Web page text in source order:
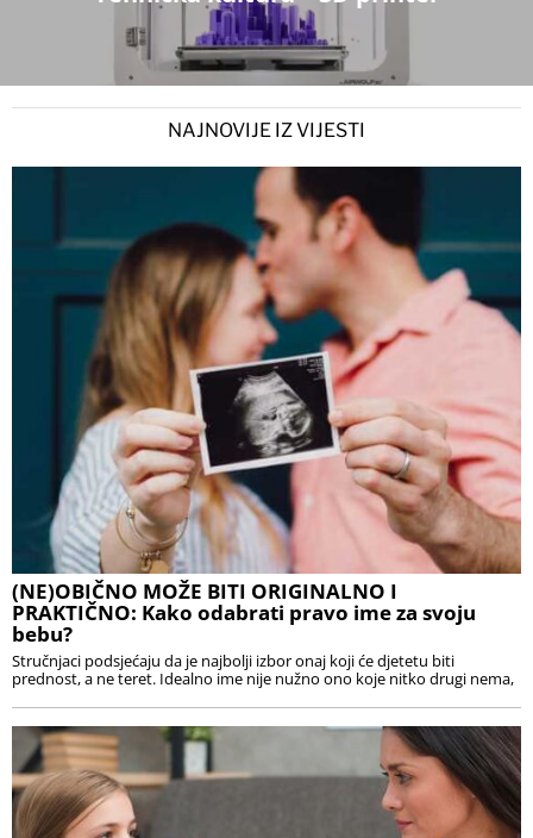
NAJNOVIJE IZ VIJESTI
(NE)OBIČNO MOŽE BITI ORIGINALNO I
PRAKTIČNO: Kako odabrati pravo ime za svoju
bebu?
Stručnjaci podsjećaju da je najbolji izbor onaj koji će djetetu biti
prednost, a ne teret. Idealno ime nije nužno ono koje nitko drugi nema,